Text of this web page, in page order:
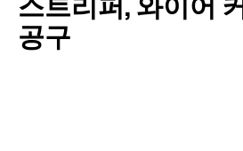
게
이
공구